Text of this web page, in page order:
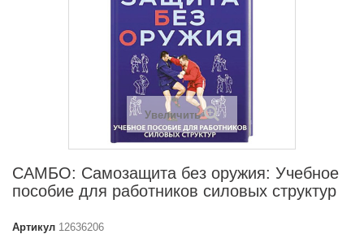
Увеличить
САМБО: Самозащита без оружия: Учебное
пособие для работников силовых структур
Артикул 12636206